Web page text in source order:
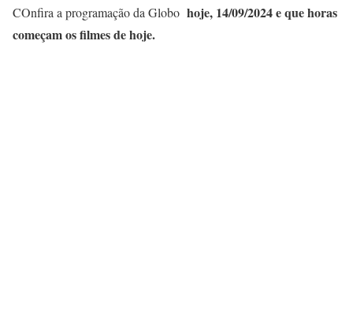
COnfira a programação da Globo hoje, 14/09/2024 e que horas
começam os filmes de hoje.